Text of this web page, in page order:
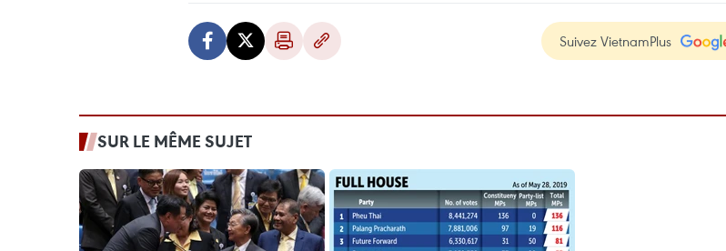
Suivez VietnamPlus
SUR LE MÊME SUJET